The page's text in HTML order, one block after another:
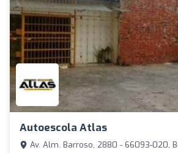
Autoescola Atlas
Av. Alm. Barroso, 2880 - 66093-020,